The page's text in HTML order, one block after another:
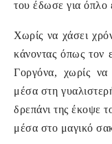
του έδωσε για όπλο
Χωρίς να χάσει
κάνοντας όπως τον
Γοργόνα, χωρίς να
μέσα στη
δρεπάνι της έκοψε
μέσα στο μαγικό